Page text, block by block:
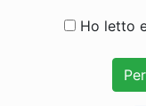
Ho letto